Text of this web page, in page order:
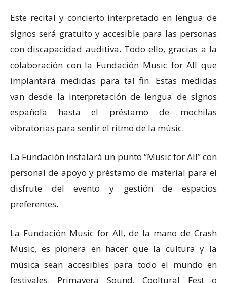
Este recital y concierto interpretado en lengua de
signos será gratuito y accesible para las personas
con discapacidad auditiva. Todo ello, gracias a la
colaboración con la Fundación Music for All que
implantará medidas para tal fin. Estas medidas
van desde la interpretación de lengua de signos
española hasta el préstamo de mochilas
vibratorias para sentir el ritmo de la músic.
La Fundación instalará un punto “Music for All” con
personal de apoyo y préstamo de material para el
disfrute del evento y gestión de espacios
preferentes.
La Fundación Music for All, de la mano de Crash
Music, es pionera en hacer que la cultura y la
música sean accesibles para todo el mundo en
festivales. Primavera Sound, Cooltural Fest o